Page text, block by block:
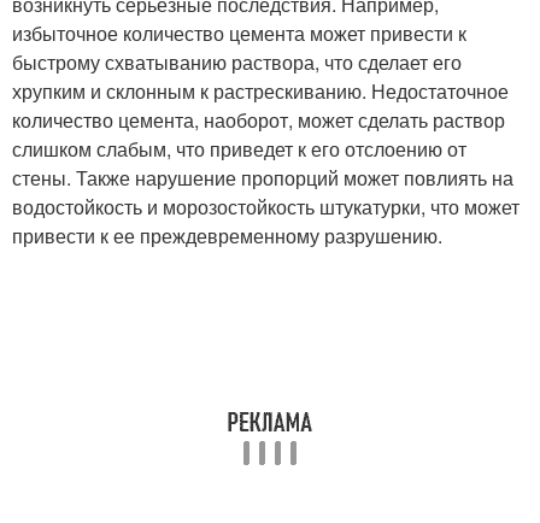
избыточное количество цемента может привести к
быстрому схватыванию раствора, что сделает его
хрупким и склонным к растрескиванию. Недостаточное
количество цемента, наоборот, может сделать раствор
слишком слабым, что приведет к его отслоению от
стены. Также нарушение пропорций может повлиять на
водостойкость и морозостойкость штукатурки, что может
привести к ее преждевременному разрушению.